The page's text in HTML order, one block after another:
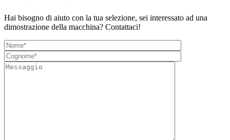
Hai bisogno di aiuto con la tua selezione, sei interessato ad una
dimostrazione della macchina? Contattaci!